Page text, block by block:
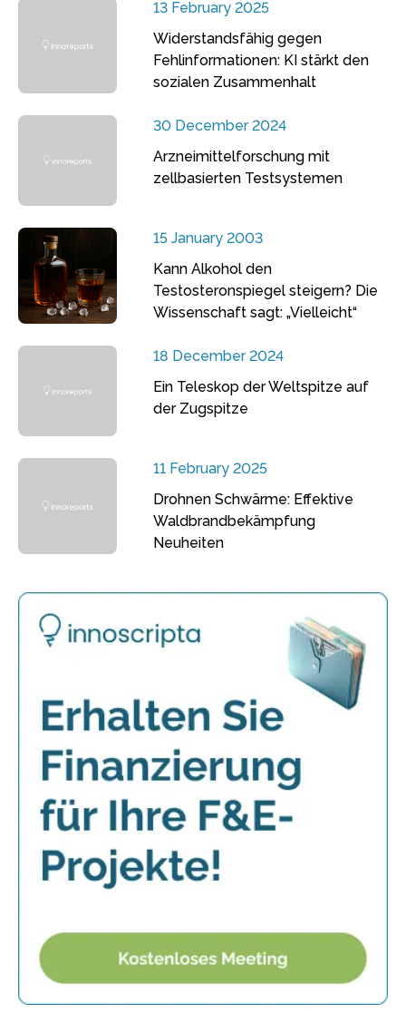
13 February 2025
Widerstandsfähig gegen
Fehlinformationen: KI stärkt den
sozialen Zusammenhalt
30 December 2024
Arzneimittelforschung mit
zellbasierten Testsystemen
15 January 2003
Kann Alkohol den
Testosteronspiegel steigern? Die
Wissenschaft sagt: „Vielleicht“
18 December 2024
Ein Teleskop der Weltspitze auf
der Zugspitze
11 February 2025
Drohnen Schwärme: Effektive
Waldbrandbekämpfung
Neuheiten